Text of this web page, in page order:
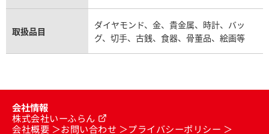
取扱品目
ダイヤモンド、金、貴金属、時計、バッ
グ、切手、古銭、食器、骨董品、絵画等
会社情報
株式会社いーふらん
会社概要
お問い合わせ
プライバシーポリシー